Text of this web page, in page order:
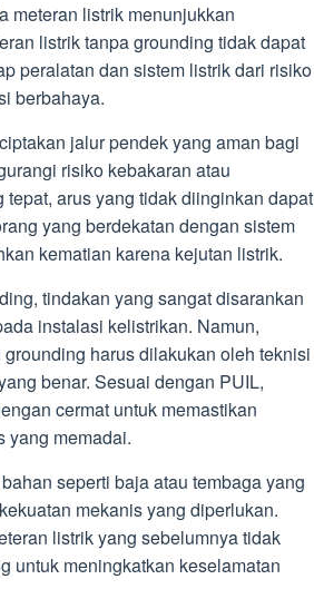
meteran listrik menunjukkan
listrik tanpa grounding tidak dapat
peralatan dan sistem listrik dari risiko
berbahaya.
jalur pendek yang aman bagi
risiko kebakaran atau
arus yang tidak diinginkan dapat
yang berdekatan dengan sistem
kematian karena kejutan listrik.
tindakan yang sangat disarankan
instalasi kelistrikan. Namun,
harus dilakukan oleh teknisi
benar. Sesuai dengan PUIL,
cermat untuk memastikan
yang memadai.
seperti baja atau tembaga yang
mekanis yang diperlukan.
listrik yang sebelumnya tidak
untuk meningkatkan keselamatan